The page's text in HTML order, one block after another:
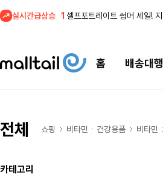
실시간급상승
2
4 홈 배송대행
전체 쇼핑 비타민ㆍ건강용품 비타민
카테고리